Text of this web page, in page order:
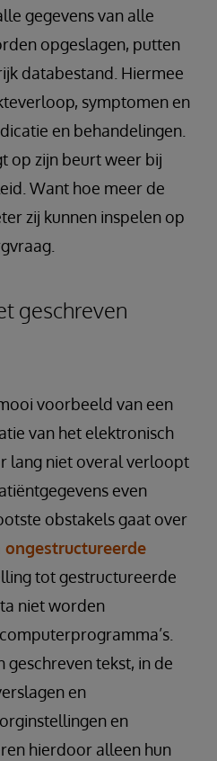
gegevens van alle
opgeslagen, putten
databestand. Hiermee
symptomen en
en behandelingen.
op zijn beurt weer bij
Want hoe meer de
zij kunnen inspelen op
geschreven
voorbeeld van een
van het elektronisch
lang niet overal verloopt
even
obstakels gaat over
tot gestructureerde
niet worden
tekst, in de
en
en
hierdoor alleen hun